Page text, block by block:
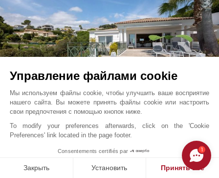
Канны - Ле-Канне
Французская Ривьера, Франция
Поместье
350 m² 7 Спальни Меблированный Бассейн
Управление файлами cookie
Мы используем файлы cookie, чтобы улучшить ваше восприятие
нашего сайта. Вы можете принять файлы cookie или настроить
свои предпочтения с помощью кнопок ниже.
To modify your preferences afterwards, click on the 'Cookie
Preferences' link located in the page footer.
Consentements certifiés par
Закрыть Установить Принять все
1